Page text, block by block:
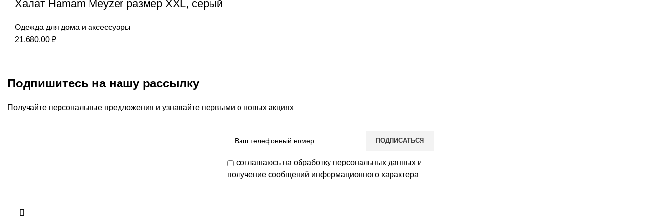
Халат Hamam Meyzer размер XXL, серый
Одежда для дома и аксессуары
21,680.00 ₽
Подпишитесь на нашу рассылку
Получайте персональные предложения и узнавайте первыми о новых акциях
соглашаюсь на обработку персональных данных и
получение сообщений информационного характера